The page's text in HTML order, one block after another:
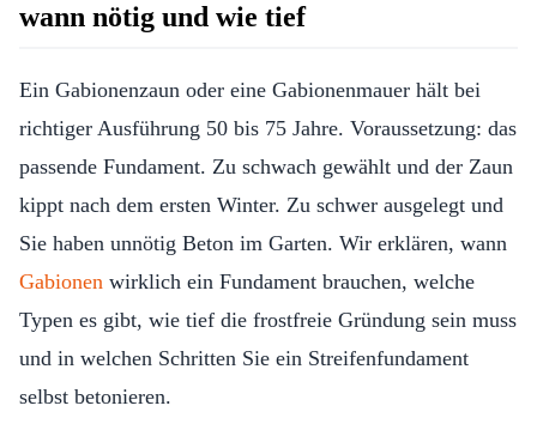
wann nötig und wie tief
Ein Gabionenzaun oder eine Gabionenmauer hält bei
richtiger Ausführung 50 bis 75 Jahre. Voraussetzung: das
passende Fundament. Zu schwach gewählt und der Zaun
kippt nach dem ersten Winter. Zu schwer ausgelegt und
Sie haben unnötig Beton im Garten. Wir erklären, wann
Gabionen wirklich ein Fundament brauchen, welche
Typen es gibt, wie tief die frostfreie Gründung sein muss
und in welchen Schritten Sie ein Streifenfundament
selbst betonieren.